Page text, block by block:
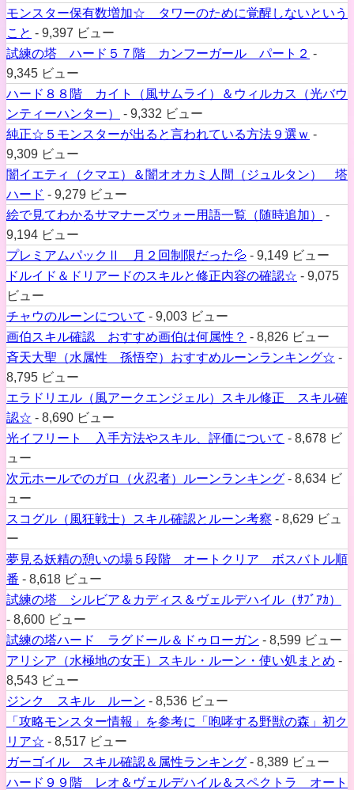
モンスター保有数増加☆ タワーのために覚醒しないという
こと - 9,397 ビュー
試練の塔 ハード５７階 カンフーガール パート２ -
9,345 ビュー
ハード８８階 カイト（風サムライ）＆ウィルカス（光バウ
ンティーハンター）
- 9,332 ビュー
純正☆５モンスターが出ると言われている方法９選ｗ -
9,309 ビュー
闇イエティ（クマエ）＆闇オオカミ人間（ジュルタン） 塔
ハード - 9,279 ビュー
絵で見てわかるサマナーズウォー用語一覧（随時追加）
-
9,194 ビュー
プレミアムパックⅡ 月２回制限だった💦 - 9,149 ビュー
ドルイド＆ドリアードのスキルと修正内容の確認☆ - 9,075
ビュー
チャウのルーンについて - 9,003 ビュー
画伯スキル確認 おすすめ画伯は何属性？ - 8,826 ビュー
斉天大聖（水属性 孫悟空）おすすめルーンランキング☆ -
8,795 ビュー
エラドリエル（風アークエンジェル）スキル修正 スキル確
認☆ - 8,690 ビュー
光イフリート 入手方法やスキル、評価について - 8,678 ビ
ュー
次元ホールでのガロ（火忍者）ルーンランキング - 8,634 ビ
ュー
スコグル（風狂戦士）スキル確認とルーン考察 - 8,629 ビュ
ー
夢見る妖精の憩いの場５段階 オートクリア ボスバトル順
番 - 8,618 ビュー
試練の塔 シルビア＆カディス＆ヴェルデハイル（ｻﾌﾞｱｶ）
- 8,600 ビュー
試練の塔ハード ラグドール＆ドゥローガン - 8,599 ビュー
アリシア（水極地の女王）スキル・ルーン・使い処まとめ -
8,543 ビュー
ジンク スキル ルーン - 8,536 ビュー
「攻略モンスター情報」を参考に「咆哮する野獣の森」初ク
リア☆ - 8,517 ビュー
ガーゴイル スキル確認＆属性ランキング - 8,389 ビュー
ハード９９階 レオ＆ヴェルデハイル＆スペクトラ オート